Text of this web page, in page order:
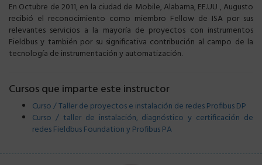
En Octubre de 2011, en la ciudad de Mobile, Alabama, EE.UU , Augusto
recibió el reconocimiento como miembro Fellow de ISA por sus
relevantes servicios a la mayoría de proyectos con instrumentos
Fieldbus y también por su significativa contribución al campo de la
tecnología de instrumentación y automatización.
Cursos que imparte este instructor
Curso / Taller de proyectos e instalación de redes Profibus DP
Curso / taller de instalación, diagnóstico y certificación de
redes Fieldbus Foundation y Profibus PA